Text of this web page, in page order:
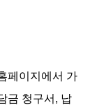
페이지에서 가
금 청구서, 납